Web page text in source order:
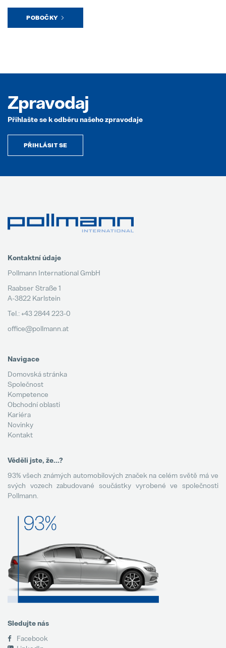
POBOČKY
Zpravodaj
Přihlašte se k odběru našeho zpravodaje
PŘIHLÁSIT SE
Kontaktní údaje
Pollmann International GmbH
Raabser Straße 1
A-3822 Karlstein
Tel.: +43 2844 223-0
office@pollmann.at
Navigace
Domovská stránka
Společnost
Kompetence
Obchodní oblasti
Kariéra
Novinky
Kontakt
Věděli jste, že...?
93% všech známých automobilových značek na celém světě má ve
svých vozech zabudované součástky vyrobené ve společnosti
Pollmann.
Sledujte nás
Facebook